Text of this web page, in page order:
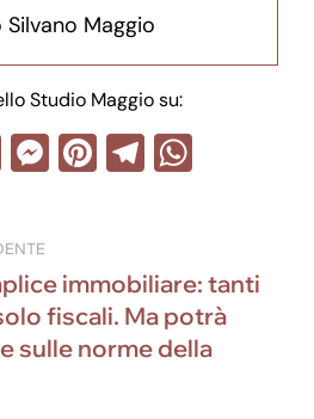
Silvano Maggio
Studio Maggio su:
X M
e
n
g
Pi
e
st
T
gr
a
m
s
A
p
immobiliare: tanti
fiscali. Ma potrà
sulle norme della